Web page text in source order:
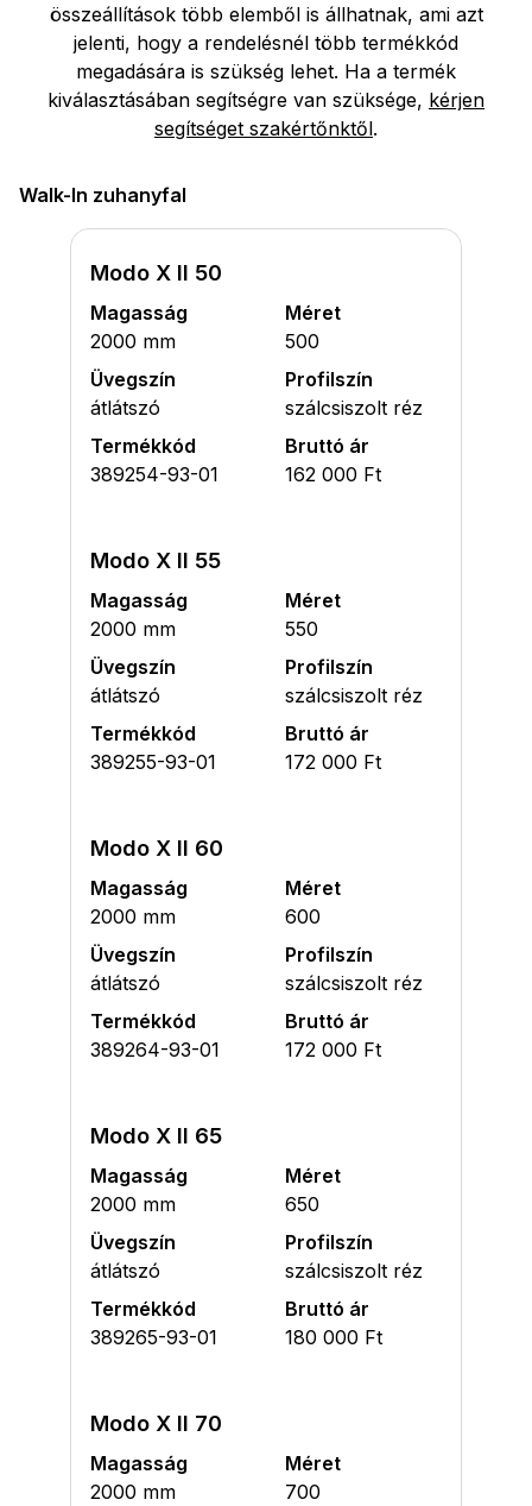
összeállítások több elemből is állhatnak, ami azt
jelenti, hogy a rendelésnél több termékkód
megadására is szükség lehet. Ha a termék
kiválasztásában segítségre van szüksége, kérjen
segítséget szakértőnktől.
Walk-In zuhanyfal
Modo X II 50
Magasság
2000 mm
Méret
500
Üvegszín
átlátszó
Profilszín
szálcsiszolt réz
Termékkód
389254-93-01
Bruttó ár
162 000 Ft
Modo X II 55
Magasság
2000 mm
Méret
550
Üvegszín
átlátszó
Profilszín
szálcsiszolt réz
Termékkód
389255-93-01
Bruttó ár
172 000 Ft
Modo X II 60
Magasság
2000 mm
Méret
600
Üvegszín
átlátszó
Profilszín
szálcsiszolt réz
Termékkód
389264-93-01
Bruttó ár
172 000 Ft
Modo X II 65
Magasság
2000 mm
Méret
650
Üvegszín
átlátszó
Profilszín
szálcsiszolt réz
Termékkód
389265-93-01
Bruttó ár
180 000 Ft
Modo X II 70
Magasság
2000 mm
Méret
700